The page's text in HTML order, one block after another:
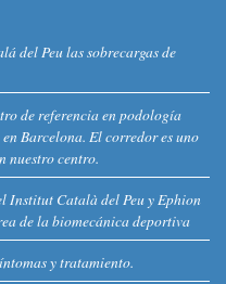
del Peu las sobrecargas de
de referencia en podología
Barcelona. El corredor es uno
nuestro centro.
Català del Peu y Ephion
de la biomecánica deportiva
y tratamiento.